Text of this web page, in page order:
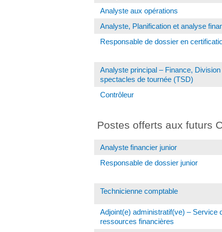
Analyste aux opérations
Analyste, Planification et analyse
Responsable de dossier en
Analyste principal – Finance, Division
spectacles de tournée (TSD)
Contrôleur
Postes offerts aux futurs
Analyste financier junior
Responsable de dossier junior
Technicienne comptable
Adjoint(e) administratif(ve) – Service
ressources financières